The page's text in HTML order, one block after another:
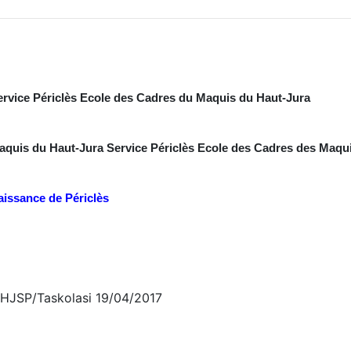
Périclès Ecole des Cadres du Maquis du Haut-Jura
du Haut-Jura Service Périclès Ecole des Cadres des
de Périclès
Taskolasi 19/04/2017